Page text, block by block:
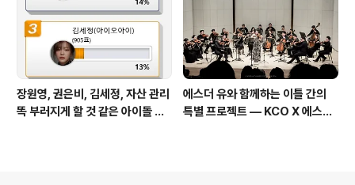
장원영, 권은비, 김세정, 자산 관리
똑 부러지게 할 것 같은 아이돌 스
에스더 유와 함께하는 이틀 간의
특별 프로젝트 — KCO X 에스더